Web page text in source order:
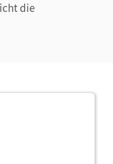
die